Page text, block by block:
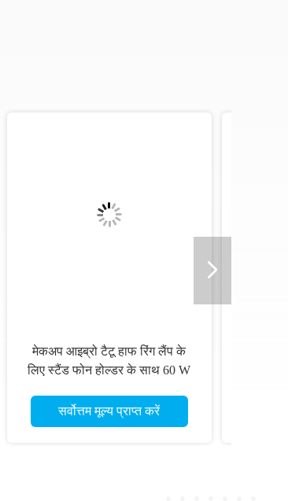
Dimmable SMD LED हाफ मून ब्यूटी
लाइट 60 वॉट ब्यूटी स्टूडियो लाइटिंग
सर्वोत्तम मूल्य प्राप्त करें